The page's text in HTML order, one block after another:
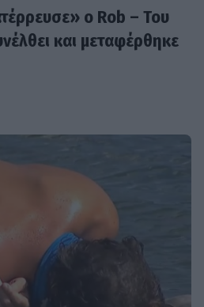
ο Rob – Του
και μεταφέρθηκε